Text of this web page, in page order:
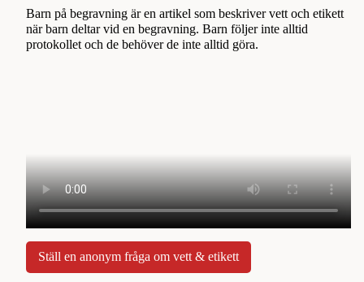
Barn på begravning är en artikel som beskriver vett och etikett
när barn deltar vid en begravning. Barn följer inte alltid
protokollet och de behöver de inte alltid göra.
Ställ en anonym fråga om vett & etikett